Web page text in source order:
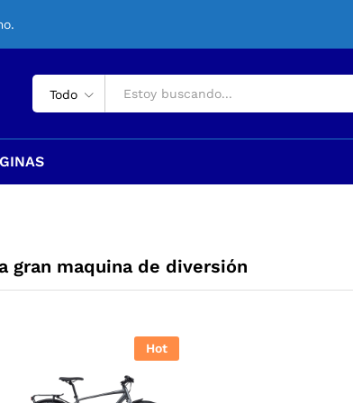
Todo
gran maquina de diversión
Hot